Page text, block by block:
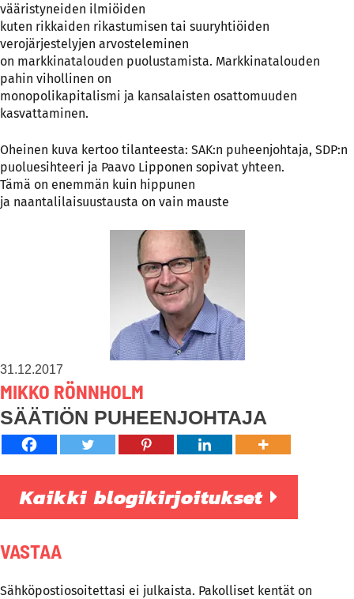
vääristyneiden ilmiöiden
kuten rikkaiden rikastumisen tai suuryhtiöiden
verojärjestelyjen arvosteleminen
on markkinatalouden puolustamista. Markkinatalouden
pahin vihollinen on
monopolikapitalismi ja kansalaisten osattomuuden
kasvattaminen.
Oheinen kuva kertoo tilanteesta: SAK:n puheenjohtaja, SDP:n
puoluesihteeri ja Paavo Lipponen sopivat yhteen.
Tämä on enemmän kuin hippunen
ja naantalilaisuustausta on vain mauste
31.12.2017
MIKKO RÖNNHOLM
SÄÄTIÖN PUHEENJOHTAJA
Kaikki blogikirjoitukset
VASTAA
Sähköpostiosoitettasi ei julkaista. Pakolliset kentät on